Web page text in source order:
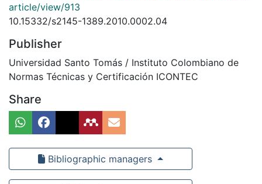
article/view/913
10.15332/s2145-1389.2010.0002.04
Publisher
Universidad Santo Tomás / Instituto Colombiano de
Normas Técnicas y Certificación ICONTEC
Share
Bibliographic managers